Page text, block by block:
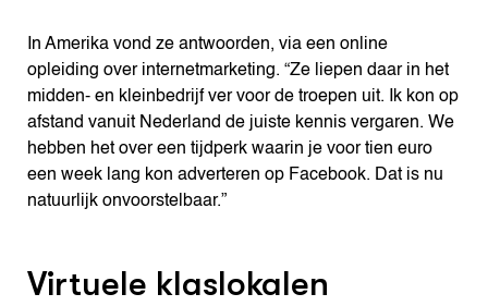
In Amerika vond ze antwoorden, via een online
opleiding over internetmarketing. “Ze liepen daar in het
midden- en kleinbedrijf ver voor de troepen uit. Ik kon op
afstand vanuit Nederland de juiste kennis vergaren. We
hebben het over een tijdperk waarin je voor tien euro
een week lang kon adverteren op Facebook. Dat is nu
natuurlijk onvoorstelbaar.”
Virtuele klaslokalen